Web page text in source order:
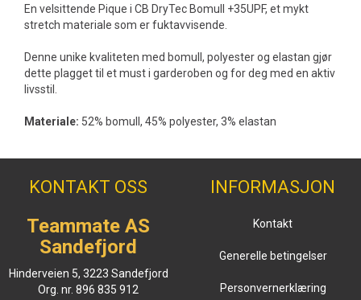
En velsittende Pique i CB DryTec Bomull +35UPF, et mykt
stretch materiale som er fuktavvisende.
Denne unike kvaliteten med bomull, polyester og elastan gjør
dette plagget til et must i garderoben og for deg med en aktiv
livsstil.
Materiale: 52% bomull, 45% polyester, 3% elastan
KONTAKT OSS
Teammate AS
Sandefjord
Hinderveien 5, 3223 Sandefjord
Org. nr. 896 835 912
INFORMASJON
Kontakt
Generelle betingelser
Personvernerklæring